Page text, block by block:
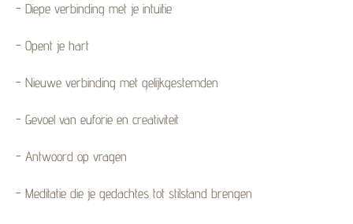
- Diepe verbinding met je intuïtie
- Opent je hart
- Nieuwe verbinding met gelijkgestemden
- Gevoel van euforie en creativiteit
- Antwoord op vragen
- Meditatie die je gedachtes tot stilstand brengen